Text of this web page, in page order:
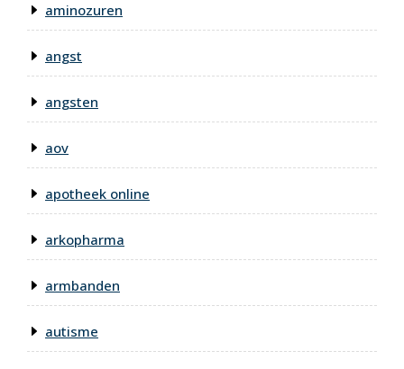
aminozuren
angst
angsten
aov
apotheek online
arkopharma
armbanden
autisme